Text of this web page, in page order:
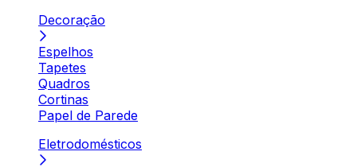
Decoração
Espelhos
Tapetes
Quadros
Cortinas
Papel de Parede
Eletrodomésticos